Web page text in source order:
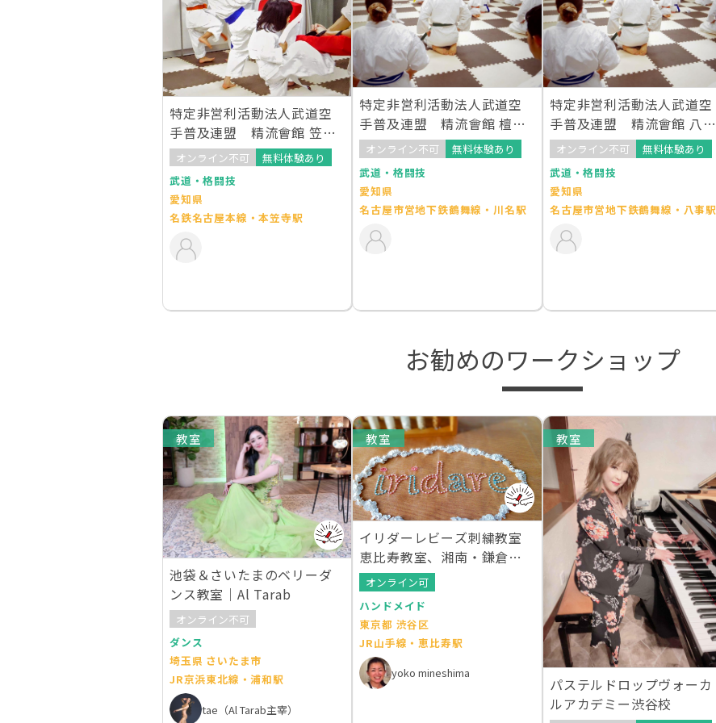
特定非営利活動法人武道空
手普及連盟 精流會館 笠寺
教室
オンライン不可
無料体験あり
武道・格闘技
愛知県
名鉄名古屋本線・本笠寺駅
特定非営利活動法人武道空
手普及連盟 精流會館 檀渓
通教室
オンライン不可
無料体験あり
武道・格闘技
愛知県
名古屋市営地下鉄鶴舞線・川名駅
特定非営利活動法人武道空
手普及連盟 精流會館 八事
教室
オンライン不可
無料体験あり
武道・格闘技
愛知県
名古屋市営地下鉄鶴舞線・八事駅
お勧めのワークショップ
教室
池袋＆さいたまのベリーダ
ンス教室｜Al Tarab
オンライン不可
ダンス
埼玉県 さいたま市
JR京浜東北線・浦和駅
tae（Al Tarab主宰）
教室
イリダーレビーズ刺繍教室
恵比寿教室、湘南・鎌倉教
室オンライン可
ハンドメイド
東京都 渋谷区
JR山手線・恵比寿駅
yoko mineshima
教室
パステルドロップヴォーカ
ルアカデミー渋谷校